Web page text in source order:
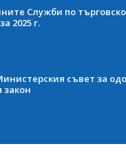
Служби по
2025 г.
съвет за